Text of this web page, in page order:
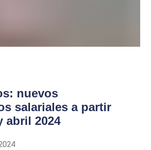
nuevos
salariales a partir
abril 2024